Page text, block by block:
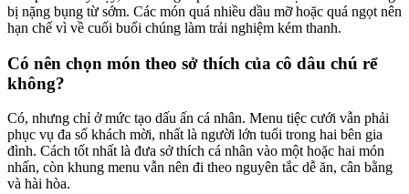
bị nặng bụng từ sớm. Các món quá nhiều dầu mỡ hoặc quá ngọt nên
hạn chế vì về cuối buổi chúng làm trải nghiệm kém thanh.
Có nên chọn món theo sở thích của cô dâu chú rể
không?
Có, nhưng chỉ ở mức tạo dấu ấn cá nhân. Menu tiệc cưới vẫn phải
phục vụ đa số khách mời, nhất là người lớn tuổi trong hai bên gia
đình. Cách tốt nhất là đưa sở thích cá nhân vào một hoặc hai món
nhấn, còn khung menu vẫn nên đi theo nguyên tắc dễ ăn, cân bằng
và hài hòa.